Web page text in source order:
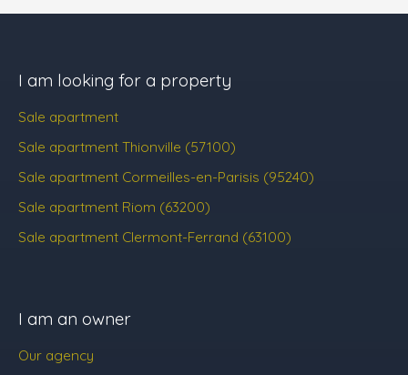
I am looking for a property
Sale apartment
Sale apartment Thionville (57100)
Sale apartment Cormeilles-en-Parisis (95240)
Sale apartment Riom (63200)
Sale apartment Clermont-Ferrand (63100)
I am an owner
Our agency